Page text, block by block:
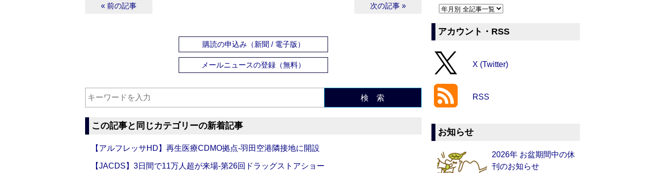
« 前の記事 次の記事 »
購読の申込み（新聞 / 電子版）
メールニュースの登録（無料）
検 索
この記事と同じカテゴリーの新着記事
【アルフレッサHD】再生医療CDMO拠点‐羽田空港隣接地に開設
【JACDS】3日間で11万人超が来場‐第26回ドラッグストアショー
アカウント・RSS
X (Twitter)
RSS
お知らせ
2026年 お盆期間中の休
刊のお知らせ